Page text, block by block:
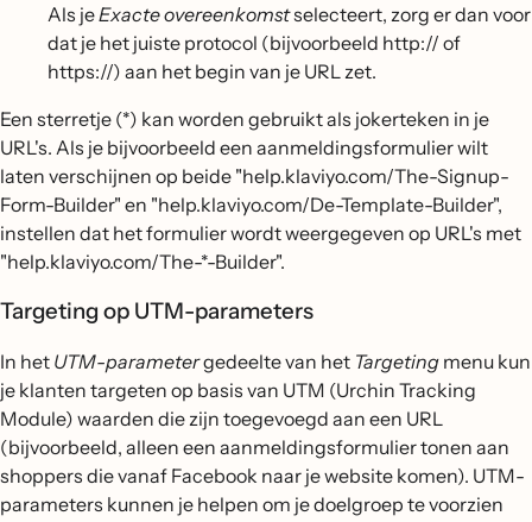
Als jeExacte overeenkomstselecteert, zorg er dan voor
dat je het juiste protocol (bijvoorbeeld http:// of
https://) aan het begin van je URL zet.
Een sterretje (*) kan worden gebruikt als jokerteken in je
URL's. Als je bijvoorbeeld een aanmeldingsformulier wilt
laten verschijnen op beide "help.klaviyo.com/The-Signup-
Form-Builder" en "help.klaviyo.com/De-Template-Builder",
instellen dat het formulier wordt weergegeven op URL's met
"help.klaviyo.com/The-*-Builder".
Targeting op UTM-parameters
In het UTM-parametergedeelte van het Targeting menu kun
je klanten targeten op basis van UTM (Urchin Tracking
Module) waarden die zijn toegevoegd aan een URL
(bijvoorbeeld, alleen een aanmeldingsformulier tonen aan
shoppers die vanaf Facebook naar je website komen). UTM-
parameters kunnen je helpen om je doelgroep te voorzien